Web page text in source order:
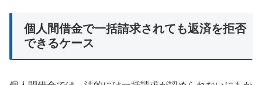
個人間借金で一括請求されても返済を拒否
できるケース